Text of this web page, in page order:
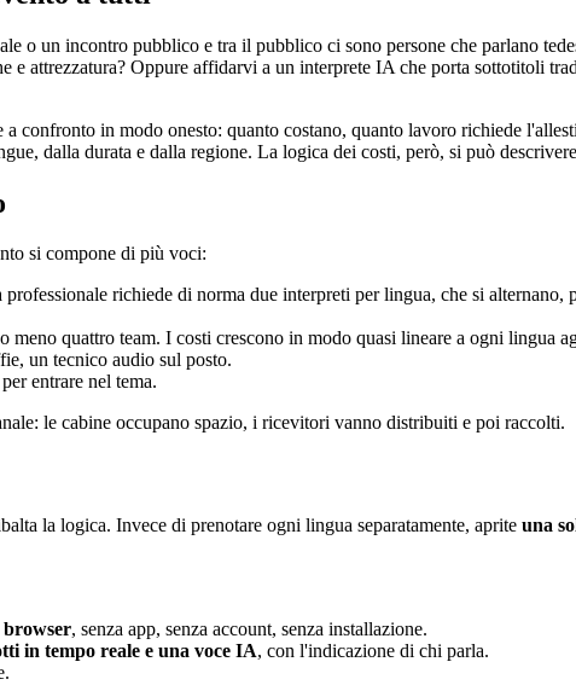
o un incontro pubblico e tra il pubblico ci sono persone che parlano
e attrezzatura? Oppure affidarvi a un interprete IA che porta sottotitoli
confronto in modo onesto: quanto costano, quanto lavoro richiede
dalla durata e dalla regione. La logica dei costi, però, si può
si compone di più voci:
richiede di norma due interpreti per lingua, che si
quattro team. I costi crescono in modo quasi lineare a ogni lingua
un tecnico audio sul posto.
entrare nel tema.
le cabine occupano spazio, i ricevitori vanno distribuiti e poi raccolti.
la logica. Invece di prenotare ogni lingua separatamente, aprite una
browser, senza app, senza account, senza installazione.
in tempo reale e una voce IA, con l'indicazione di chi parla.